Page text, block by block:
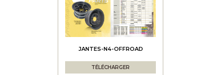
JANTES-N4-OFFROAD
TÉLÉCHARGER